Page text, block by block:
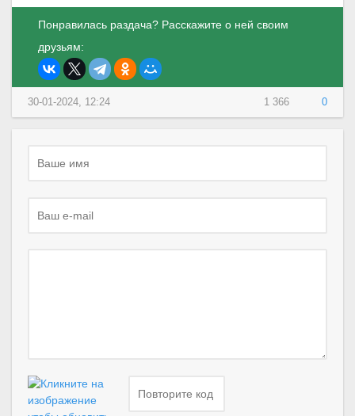
Понравилась раздача? Расскажите о ней своим
друзьям:
1 366 0
30-01-2024, 12:24